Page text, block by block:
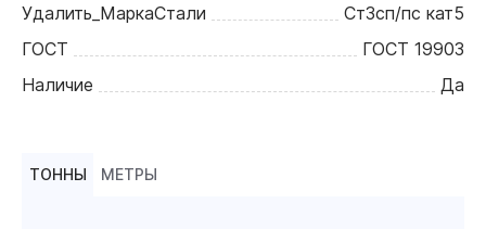
Удалить_МаркаСтали
Ст3сп/пс кат5
ГОСТ
ГОСТ 19903
Наличие
Да
ТОННЫ МЕТРЫ